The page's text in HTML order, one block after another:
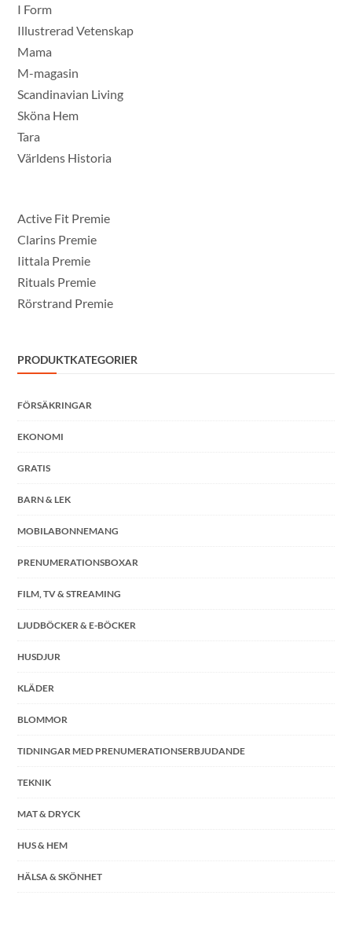
I Form
Illustrerad Vetenskap
Mama
M-magasin
Scandinavian Living
Sköna Hem
Tara
Världens Historia
Active Fit Premie
Clarins Premie
Iittala Premie
Rituals Premie
Rörstrand Premie
PRODUKTKATEGORIER
FÖRSÄKRINGAR
EKONOMI
GRATIS
BARN & LEK
MOBILABONNEMANG
PRENUMERATIONSBOXAR
FILM, TV & STREAMING
LJUDBÖCKER & E-BÖCKER
HUSDJUR
KLÄDER
BLOMMOR
TIDNINGAR MED PRENUMERATIONSERBJUDANDE
TEKNIK
MAT & DRYCK
HUS & HEM
HÄLSA & SKÖNHET